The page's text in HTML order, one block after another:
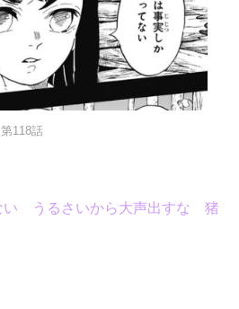
118話
い うるさいから大声出すな 猪